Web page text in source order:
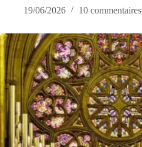
19/06/2026
10 commentaires